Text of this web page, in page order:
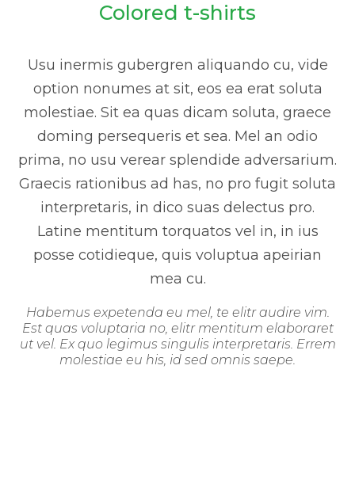
Colored t-shirts
Usu inermis gubergren aliquando cu, vide
option nonumes at sit, eos ea erat soluta
molestiae. Sit ea quas dicam soluta, graece
doming persequeris et sea. Mel an odio
prima, no usu verear splendide adversarium.
Graecis rationibus ad has, no pro fugit soluta
interpretaris, in dico suas delectus pro.
Latine mentitum torquatos vel in, in ius
posse cotidieque, quis voluptua apeirian
mea cu.
Habemus expetenda eu mel, te elitr audire vim.
Est quas voluptaria no, elitr mentitum elaboraret
ut vel. Ex quo legimus singulis interpretaris. Errem
molestiae eu his, id sed omnis saepe.